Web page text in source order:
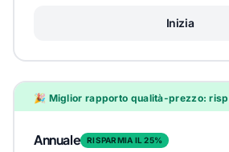
Inizia
🎉 Miglior rapporto qualità-prezzo:
Annuale RISPARMIA IL 25%